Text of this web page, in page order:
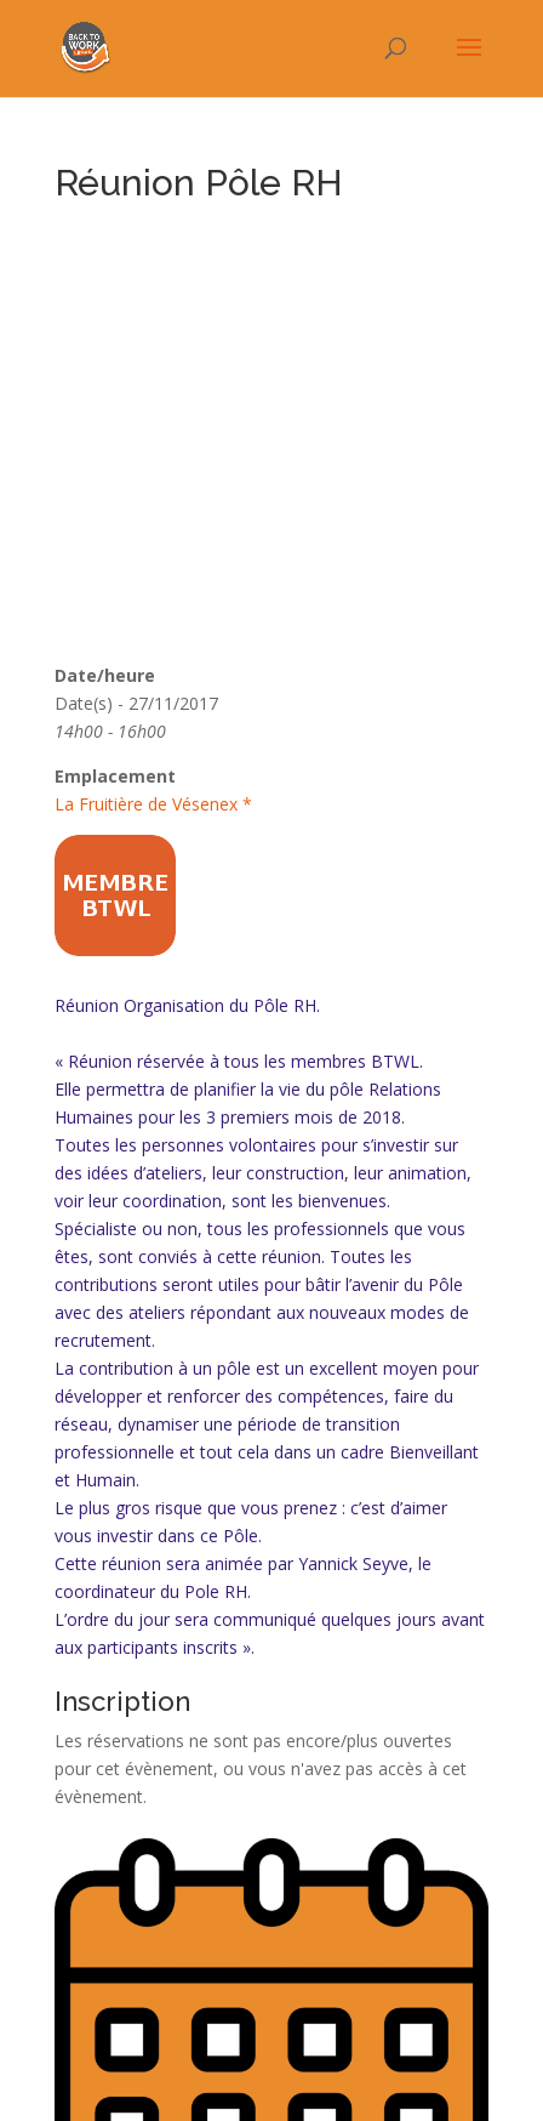
Réunion Pôle RH
Date/heure
Date(s) - 27/11/2017
14h00 - 16h00
Emplacement
La Fruitière de Vésenex *
Réunion Organisation du Pôle RH.
« Réunion réservée à tous les membres BTWL.
Elle permettra de planifier la vie du pôle Relations
Humaines pour les 3 premiers mois de 2018.
Toutes les personnes volontaires pour s’investir sur
des idées d’ateliers, leur construction, leur animation,
voir leur coordination, sont les bienvenues.
Spécialiste ou non, tous les professionnels que vous
êtes, sont conviés à cette réunion. Toutes les
contributions seront utiles pour bâtir l’avenir du Pôle
avec des ateliers répondant aux nouveaux modes de
recrutement.
La contribution à un pôle est un excellent moyen pour
développer et renforcer des compétences, faire du
réseau, dynamiser une période de transition
professionnelle et tout cela dans un cadre Bienveillant
et Humain.
Le plus gros risque que vous prenez : c’est d’aimer
vous investir dans ce Pôle.
Cette réunion sera animée par Yannick Seyve, le
coordinateur du Pole RH.
L’ordre du jour sera communiqué quelques jours avant
aux participants inscrits ».
Inscription
Les réservations ne sont pas encore/plus ouvertes
pour cet évènement, ou vous n'avez pas accès à cet
évènement.